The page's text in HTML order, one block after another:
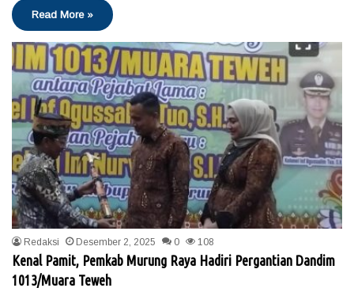
Read More »
Redaksi Desember 2, 2025 0 108
Kenal Pamit, Pemkab Murung Raya Hadiri Pergantian Dandim
1013/Muara Teweh